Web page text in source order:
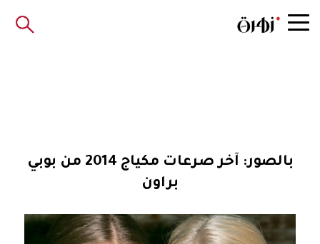
بالصور: آخر صرعات مكياج 2014 من بوبي
براون